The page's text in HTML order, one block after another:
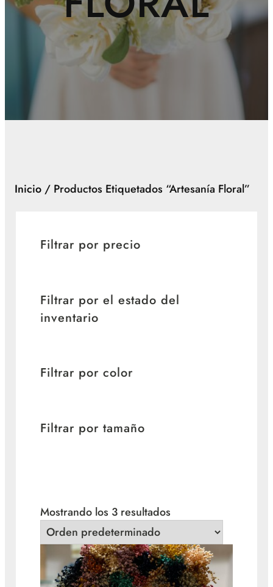
Inicio/ Productos Etiquetados “artesanía Floral”
Filtrar por precio
Filtrar por el estado del
inventario
Filtrar por color
Filtrar por tamaño
Mostrando los 3 resultados